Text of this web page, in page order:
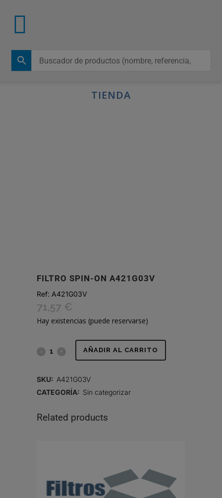
TIENDA
FILTRO SPIN-ON A421G03V
Ref: A421G03V
71,57 €
Hay existencias (puede reservarse)
FILTRO AÑADIR AL CARRITO
SKU: A421G03V
CATEGORÍA: Sin categorizar
Related products